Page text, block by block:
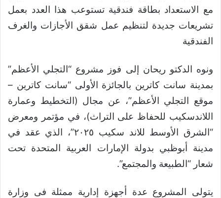
مع الاستعداد بطاقة فندقية تستوعب هذا العدد بعمل
تشريعات جديدة لتنظيم عمل شقق الأجازات والغرف
الفندقية
ونوه الدكتو ريحان إلى فوز مشروع “التجلي الأعظم”
بمدينة سانت كاترين بالجائزة الأولى “سانت كاترين –
موقع التجلي الأعظم”، عن مجال (التخطيط وعمارة
اللاندسكيب للحفاظ على التراث)، في مؤتمر ومعرض
“الشرق الأوسط للاند سكيب ٢٠٢٥”، الذي عقد في
مدينة أبوظبي بدولة الإمارات العربية المتحدة تحت
شعار “الطبيعة والمجتمع”.
يتولى المشروع عدة أجهزة إدارية ممثلة فى وزارة